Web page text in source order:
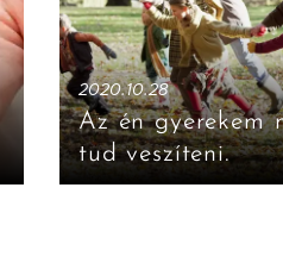
2020.10.28
Az én gyerekem
tud veszíteni.